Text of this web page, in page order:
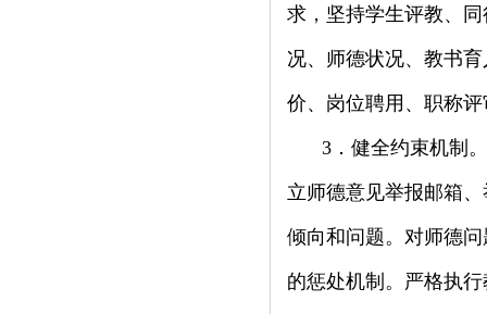
求，坚持学生评教、
况、师德状况、教书
价、岗位聘用、职称
3 ．健全约束机制
立师德意见举报邮箱
倾向和问题。对师德
的惩处机制。严格执